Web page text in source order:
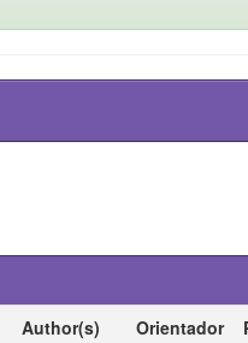
Author(s) Orientador